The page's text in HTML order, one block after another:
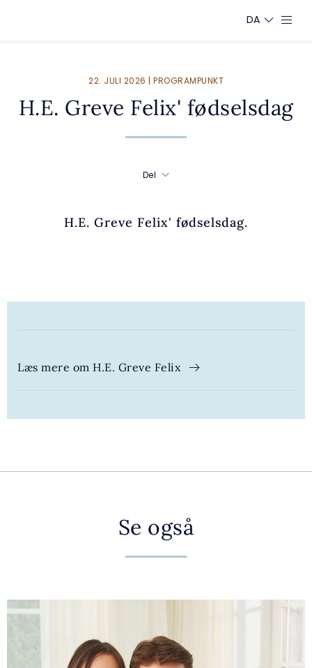
DA
22. JULI 2026 | PROGRAMPUNKT
H.E. Greve Felix' fødselsdag
Del
H.E. Greve Felix' fødselsdag.
Læs mere om H.E. Greve Felix
Se også